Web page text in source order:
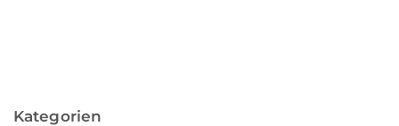
Kategorien